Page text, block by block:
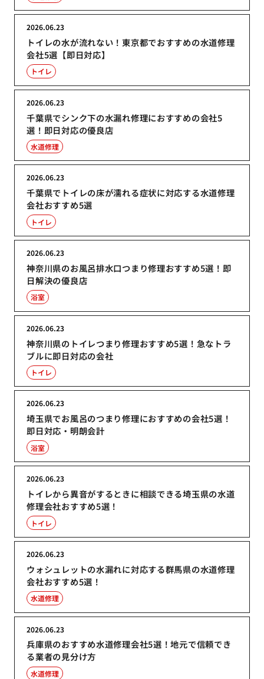
トイレの水が流れない！東京都でおすすめの水道修理
会社5選【即日対応】
2026.06.23
トイレ
千葉県でシンク下の水漏れ修理におすすめの会社5
選！即日対応の優良店
2026.06.23
水道修理
千葉県でトイレの床が濡れる症状に対応する水道修理
会社おすすめ5選
2026.06.23
トイレ
神奈川県のお風呂排水口つまり修理おすすめ5選！即
日解決の優良店
2026.06.23
浴室
神奈川県のトイレつまり修理おすすめ5選！急なトラ
ブルに即日対応の会社
2026.06.23
トイレ
埼玉県でお風呂のつまり修理におすすめの会社5選！
即日対応・明朗会計
2026.06.23
浴室
トイレから異音がするときに相談できる埼玉県の水道
修理会社おすすめ5選！
2026.06.23
トイレ
ウォシュレットの水漏れに対応する群馬県の水道修理
会社おすすめ5選！
2026.06.23
水道修理
兵庫県のおすすめ水道修理会社5選！地元で信頼でき
る業者の見分け方
2026.06.23
水道修理